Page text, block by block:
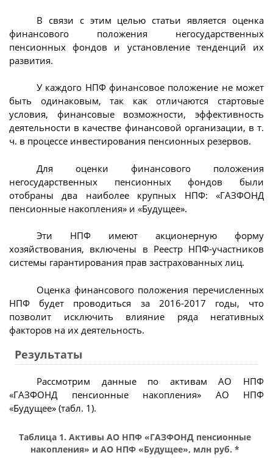
В связи с этим целью статьи является оценка
финансового положения негосударственных
пенсионных фондов и установление тенденций их
развития.
У каждого НПФ финансовое положение не может
быть одинаковым, так как отличаются стартовые
условия, финансовые возможности, эффективность
деятельности в качестве финансовой организации, в т.
ч. в процессе инвестирования пенсионных резервов.
Для оценки финансового положения
негосударственных пенсионных фондов были
отобраны два наиболее крупных НПФ: «ГАЗФОНД
пенсионные накопления» и «Будущее».
Эти НПФ имеют акционерную форму
хозяйствования, включены в Реестр НПФ-участников
системы гарантирования прав застрахованных лиц.
Оценка финансового положения перечисленных
НПФ будет проводиться за 2016-2017 годы, что
позволит исключить влияние ряда негативных
факторов на их деятельность.
Результаты
Рассмотрим данные по активам АО НПФ
«ГАЗФОНД пенсионные накопления» АО НПФ
«Будущее» (табл. 1).
Таблица 1. Активы АО НПФ «ГАЗФОНД пенсионные
накопления» и АО НПФ «Будущее», млн руб. *